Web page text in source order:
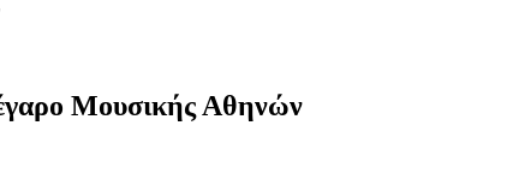
Μουσικής Αθηνών